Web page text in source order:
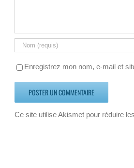
Enregistrez mon nom, e-mail et
Ce site utilise Akismet pour réduire